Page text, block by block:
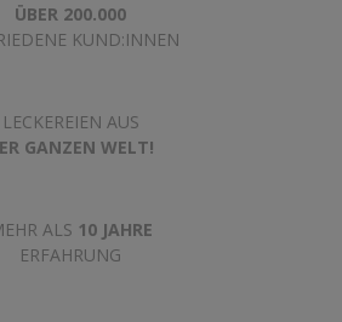
ÜBER 200.000
KUND:INNEN
LECKEREIEN AUS
GANZEN WELT!
ALS 10 JAHRE
ERFAHRUNG